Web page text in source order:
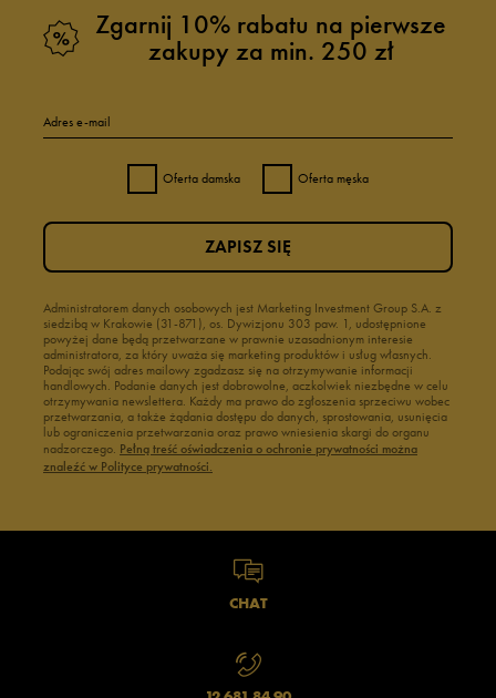
Zgarnij 10% rabatu na pierwsze
zakupy za min. 250 zł
Adres e-mail
Oferta damska Oferta męska
Administratorem danych osobowych jest Marketing Investment Group S.A. z
siedzibą w Krakowie (31-871), os. Dywizjonu 303 paw. 1, udostępnione
powyżej dane będą przetwarzane w prawnie uzasadnionym interesie
administratora, za który uważa się marketing produktów i usług własnych.
Podając swój adres mailowy zgadzasz się na otrzymywanie informacji
handlowych. Podanie danych jest dobrowolne, aczkolwiek niezbędne w celu
otrzymywania newslettera. Każdy ma prawo do zgłoszenia sprzeciwu wobec
przetwarzania, a także żądania dostępu do danych, sprostowania, usunięcia
lub ograniczenia przetwarzania oraz prawo wniesienia skargi do organu
nadzorczego. Pełną treść oświadczenia o ochronie prywatności można
znaleźć w Polityce prywatności.
ZAPISZ SIĘ
CHAT